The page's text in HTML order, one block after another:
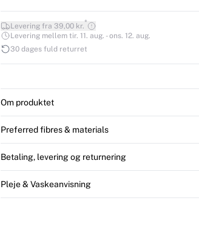
Levering fra 39,00 kr.*
Levering mellem tir. 11. aug. - ons. 12. aug.
30 dages fuld returret
Om produktet
Preferred fibres & materials
Betaling, levering og returnering
Pleje & Vaskeanvisning